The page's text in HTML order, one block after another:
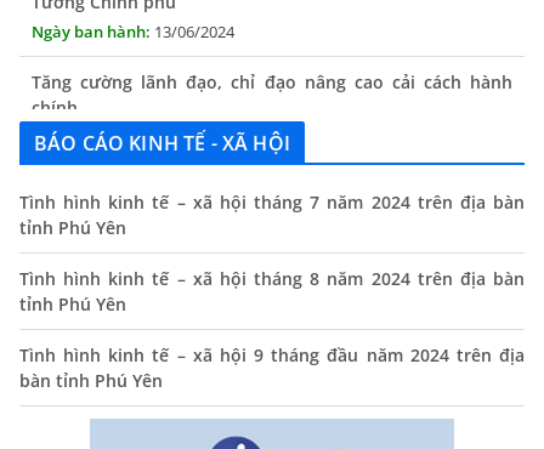
chính
13/06/2024
Thông báo lịch tiếp công dân định kỳ của Chủ tịch UBND
xã tháng 11/2025
THÔNG BÁO Niêm yết danh mục dịch vụ công trực tuyến
toàn trình trên Hệ thống thông tin giải quyết thủ tục
hành chính tỉnh Phú Yên
14/10/2024
Quyết định công bố nhóm thủ tục hành chính liên thông
điện tử, khai sinh, cấp thẻ bảo hiểm y tế trẻ em dưới 6
BÁO CÁO KINH TẾ - XÃ HỘI
Tình hình kinh tế – xã hội tháng 7 năm 2024 trên địa bàn
tỉnh Phú Yên
Tình hình kinh tế – xã hội tháng 8 năm 2024 trên địa bàn
tỉnh Phú Yên
Tình hình kinh tế – xã hội 9 tháng đầu năm 2024 trên địa
bàn tỉnh Phú Yên